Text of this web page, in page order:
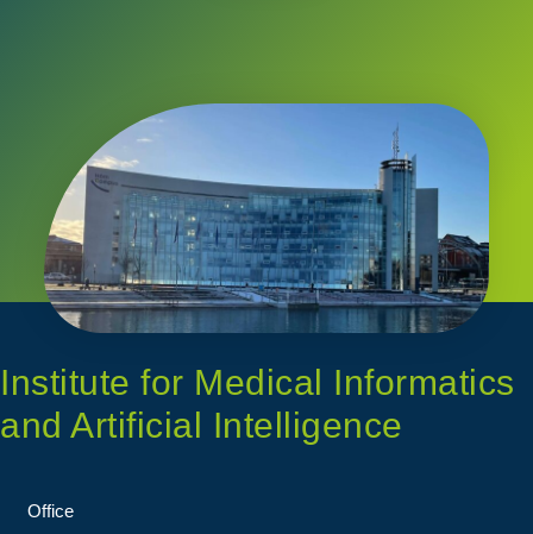
Office
Institute for Medical Informatics
and Artificial Intelligence